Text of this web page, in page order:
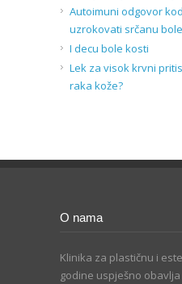
Autoimuni odgovor
uzrokovati srčanu
I decu bole kosti
Lek za visok krvni
raka kože?
O nama
Klinika za plastičnu i
godine uspješno